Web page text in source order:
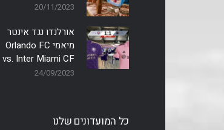
20/11/2023
אורלנדו נגד אינטר
מיאמי Orlando FC
vs. Inter Miami CF
24/09/2023
כל המועדונים שלנו